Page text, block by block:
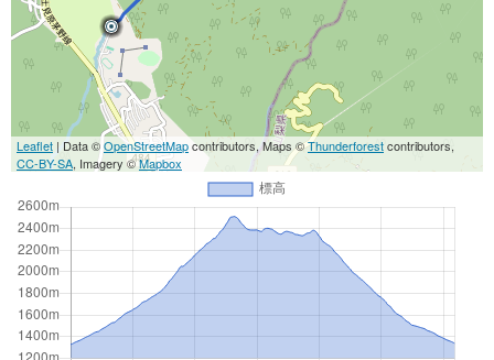
Leaflet | Data ©OpenStreetMapcontributors, Maps ©Thunderforestcontributors,
CC-BY-SA, Imagery ©Mapbox